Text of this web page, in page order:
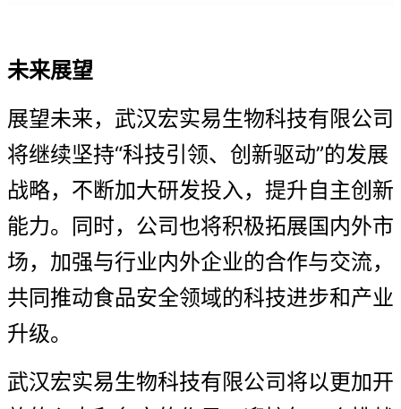
未来展望
展望未来，武汉宏实易生物科技有限公司
将继续坚持“科技引领、创新驱动”的发展
战略，不断加大研发投入，提升自主创新
能力。同时，公司也将积极拓展国内外市
场，加强与行业内外企业的合作与交流，
共同推动食品安全领域的科技进步和产业
升级。
武汉宏实易生物科技有限公司将以更加开